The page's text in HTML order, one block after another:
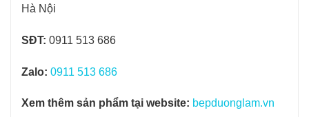
Hà Nội
SĐT: 0911 513 686
Zalo: 0911 513 686
Xem thêm sản phẩm tại website: bepduonglam.vn